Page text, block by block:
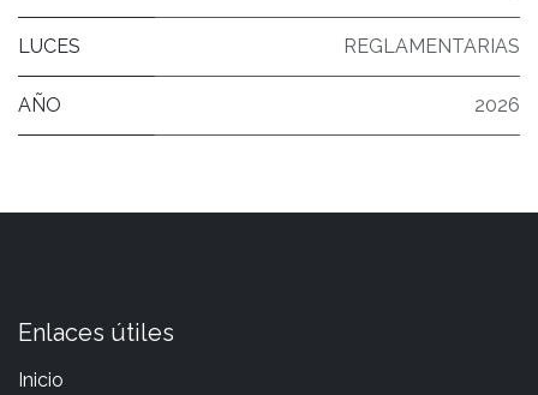
LUCES REGLAMENTARIAS
AÑO 2026
Enlaces útiles
Inicio